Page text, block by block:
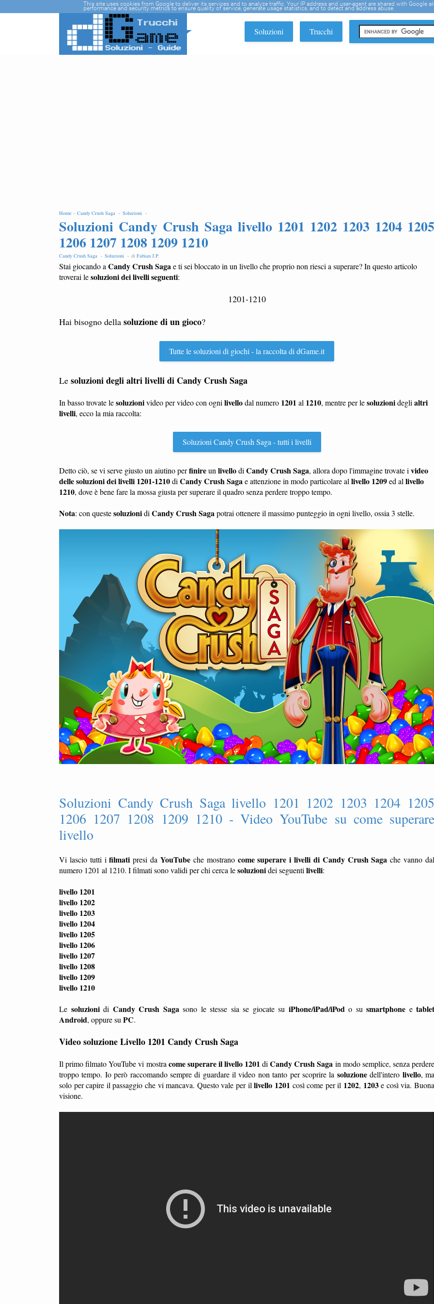
Soluzioni Trucchi
Home - Candy Crush Saga - Soluzioni -
Soluzioni Candy Crush Saga livello 1201 1202 1203 1204 1205
1206 1207 1208 1209 1210
Candy Crush Saga - Soluzioni - di Fabian J.P.
Stai giocando a Candy Crush Sagae ti sei bloccato in un livello che proprio non riesci a superare? In questo articolo
troverai lesoluzioni dei livelli seguenti:
1201-1210
Hai bisogno della soluzione di un gioco?
Tutte le soluzioni di giochi - la raccolta di dGame.it
Le soluzioni degli altri livelli di Candy Crush Saga
In basso trovate lesoluzionivideo per video con ogni livellodal numero 1201 al 1210, mentre per lesoluzionidegli altri
livelli, ecco la mia raccolta:
Soluzioni Candy Crush Saga - tutti i livelli
Detto ciò, se vi serve giusto un aiutino perfinireun livellodi Candy Crush Saga, allora dopo l'immagine trovate i video
delle soluzioni dei livelli 1201-1210di Candy Crush Sagae attenzione in modo particolare al livello 1209ed al livello
1210, dove è bene fare la mossa giusta per superare il quadro senza perdere troppo tempo.
Nota: con questesoluzionidi Candy Crush Sagapotrai ottenere il massimo punteggio in ogni livello, ossia 3 stelle.
Soluzioni Candy Crush Saga livello 1201 1202 1203 1204 1205
1206 1207 1208 1209 1210 - Video YouTube su come superare
livello
Vi lascio tutti ifilmati presi da YouTubeche mostrano come superare i livelli di Candy Crush Saga che vanno dal
numero 1201 al 1210. I filmati sono validi per chi cerca lesoluzionidei seguenti livelli:
livello 1201
livello 1202
livello 1203
livello 1204
livello 1205
livello 1206
livello 1207
livello 1208
livello 1209
livello 1210
Le soluzionidi Candy Crush Saga sono le stesse sia se giocate su iPhone/iPad/iPod o su smartphone e tablet
Android, oppure su PC.
Video soluzione Livello 1201 Candy Crush Saga
Il primo filmato YouTube vi mostra come superare il livello 1201 diCandy Crush Saga in modo semplice, senza perdere
troppo tempo. Io però raccomando sempre di guardare il video non tanto per scoprire la soluzionedell'intero livello, ma
solo per capire il passaggio che vi mancava. Questo vale per illivello 1201 così come per il 1202, 1203e così via. Buona
visione.
This site uses cookies from Google to deliver its services and to analyze traffic. Your IP address and user-agent are shared with Google
performance and security metrics to ensure quality of service, generate usage statistics, and to detect and address abuse.